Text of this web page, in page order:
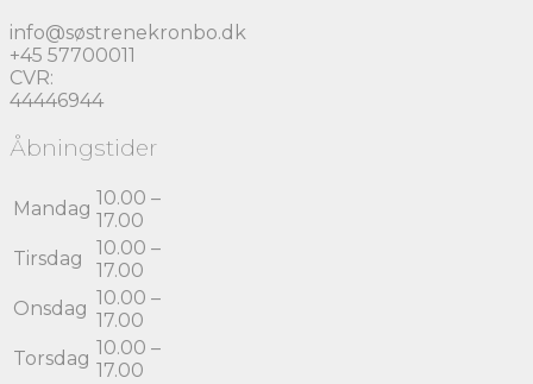
info@søstrenekronbo.dk
+45 57700011
CVR:
44446944
Åbningstider
Mandag 10.00 –
17.00
Tirsdag
10.00 –
17.00
Onsdag 10.00 –
17.00
Torsdag 10.00 –
17.00